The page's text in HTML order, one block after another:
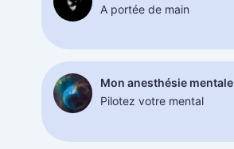
A portée de main
Mon anesthésie mentale
Pilotez votre mental